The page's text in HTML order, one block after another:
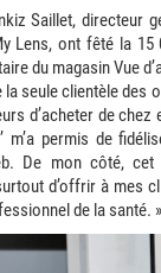
Saillet, directeur
Lens, ont fêté la 15
du magasin Vue
seule clientèle des
d’acheter de
m’a permis de
De mon côté,
d’offrir à mes
de la santé. »